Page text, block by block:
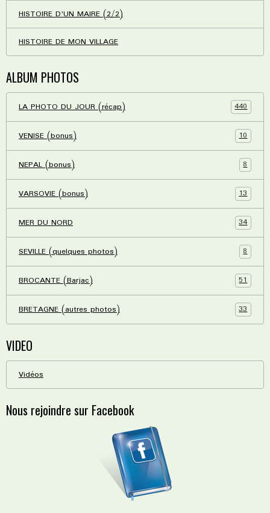
HISTOIRE D'UN MAIRE (2/2)
HISTOIRE DE MON VILLAGE
ALBUM PHOTOS
LA PHOTO DU JOUR (récap) 440
VENISE (bonus) 10
NEPAL (bonus) 8
VARSOVIE (bonus) 13
MER DU NORD 34
SEVILLE (quelques photos) 8
BROCANTE (Barjac) 51
BRETAGNE (autres photos) 33
VIDEO
Vidéos
Nous rejoindre sur Facebook